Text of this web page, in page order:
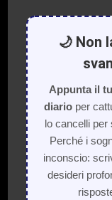
🌙 Non
Appunta il
diarioper
lo cancelli
Perché i
inconscio:
desideri